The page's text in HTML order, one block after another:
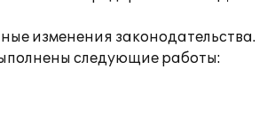
изменения законодательства.
следующие работы: